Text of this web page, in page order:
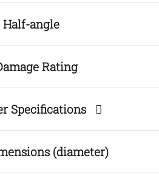
Half-angle
Rating
Specifications
(diameter)